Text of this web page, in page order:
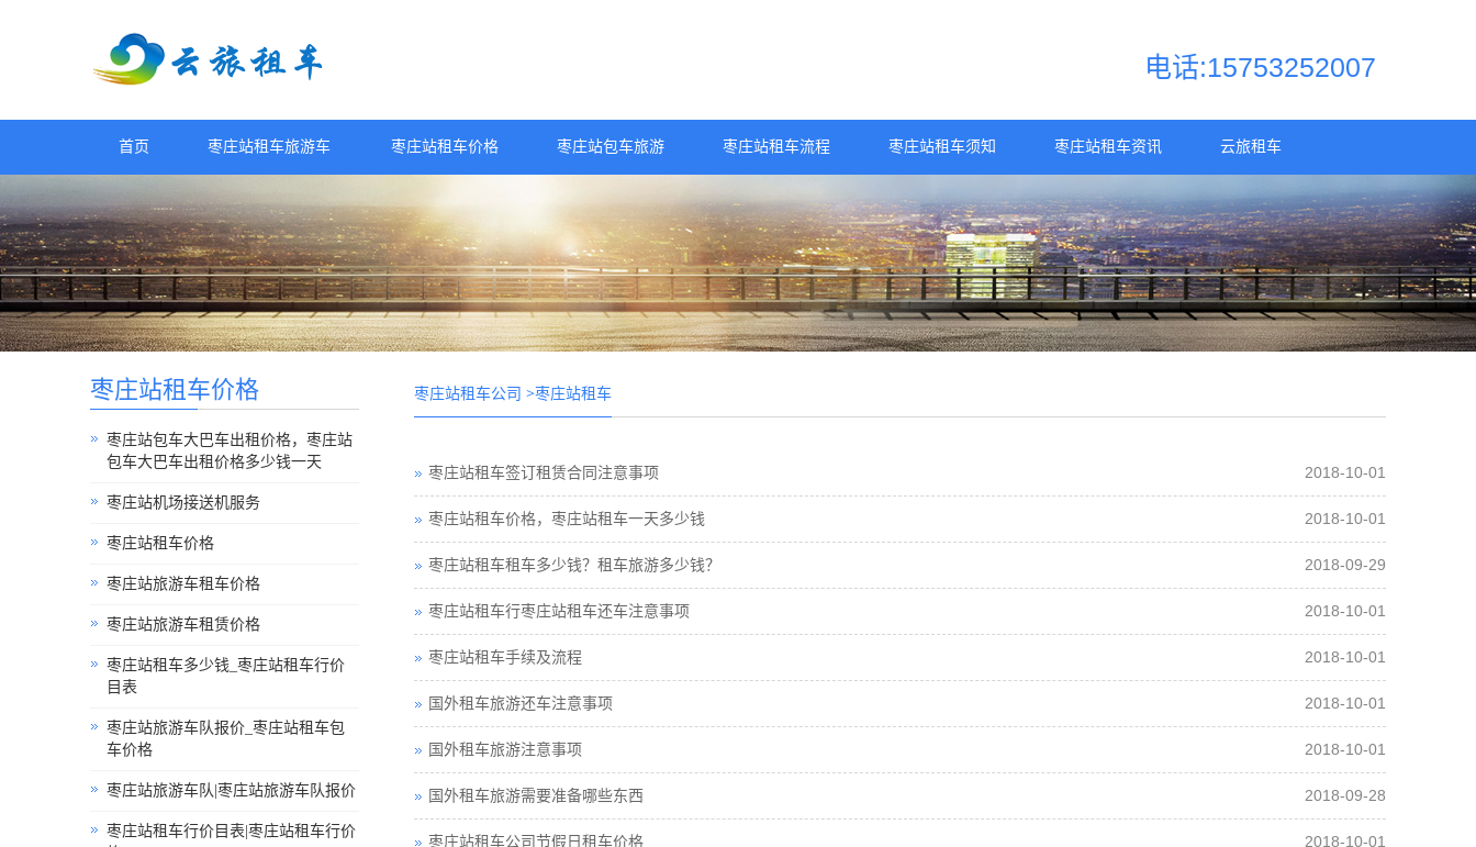
电话:15753252007
首页 枣庄站租车旅游车 枣庄站租车价格 枣庄站包车旅游 枣庄站租车流程 枣庄站租车须知 枣庄站租车资讯 云旅租车
枣庄站租车价格
枣庄站包车大巴车出租价格，枣庄站
包车大巴车出租价格多少钱一天
枣庄站机场接送机服务
枣庄站租车价格
枣庄站旅游车租车价格
枣庄站旅游车租赁价格
枣庄站租车多少钱_枣庄站租车行价
目表
枣庄站旅游车队报价_枣庄站租车包
车价格
枣庄站旅游车队|枣庄站旅游车队报价
枣庄站租车行价目表|枣庄站租车行价
枣庄站租车公司 >枣庄站租车
2018-10-01
枣庄站租车签订租赁合同注意事项
2018-10-01
枣庄站租车价格，枣庄站租车一天多少钱
2018-09-29
枣庄站租车租车多少钱？租车旅游多少钱？
2018-10-01
枣庄站租车行枣庄站租车还车注意事项
2018-10-01
枣庄站租车手续及流程
2018-10-01
国外租车旅游还车注意事项
2018-10-01
国外租车旅游注意事项
2018-09-28
国外租车旅游需要准备哪些东西
2018-10-01
枣庄站租车公司节假日租车价格